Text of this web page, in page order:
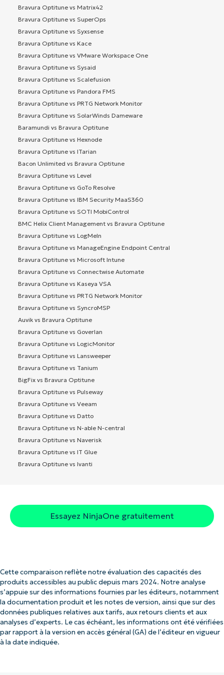
Bravura Optitune vs Matrix42
Bravura Optitune vs SuperOps
Bravura Optitune vs Syxsense
Bravura Optitune vs Kace
Bravura Optitune vs VMware Workspace One
Bravura Optitune vs Sysaid
Bravura Optitune vs Scalefusion
Bravura Optitune vs Pandora FMS
Bravura Optitune vs PRTG Network Monitor
Bravura Optitune vs SolarWinds Dameware
Baramundi vs Bravura Optitune
Bravura Optitune vs Hexnode
Bravura Optitune vs ITarian
Bacon Unlimited vs Bravura Optitune
Bravura Optitune vs Level
Bravura Optitune vs GoTo Resolve
Bravura Optitune vs IBM Security MaaS360
Bravura Optitune vs SOTI MobiControl
BMC Helix Client Management vs Bravura Optitune
Bravura Optitune vs LogMeIn
Bravura Optitune vs ManageEngine Endpoint Central
Bravura Optitune vs Microsoft Intune
Bravura Optitune vs Connectwise Automate
Bravura Optitune vs Kaseya VSA
Bravura Optitune vs PRTG Network Monitor
Bravura Optitune vs SyncroMSP
Auvik vs Bravura Optitune
Bravura Optitune vs Goverlan
Bravura Optitune vs LogicMonitor
Bravura Optitune vs Lansweeper
Bravura Optitune vs Tanium
BigFix vs Bravura Optitune
Bravura Optitune vs Pulseway
Bravura Optitune vs Veeam
Bravura Optitune vs Datto
Bravura Optitune vs N-able N-central
Bravura Optitune vs Naverisk
Bravura Optitune vs IT Glue
Bravura Optitune vs Ivanti
Essayez NinjaOne gratuitement
Cette comparaison reflète notre évaluation des capacités des
produits accessibles au public depuis mars 2024. Notre analyse
s’appuie sur des informations fournies par les éditeurs, notamment
la documentation produit et les notes de version, ainsi que sur des
données publiques relatives aux tarifs, aux retours clients et aux
analyses d’experts. Le cas échéant, les informations ont été vérifiées
par rapport à la version en accès général (GA) de l’éditeur en vigueur
à la date indiquée.